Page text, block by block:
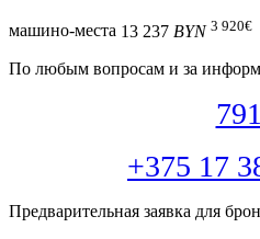
машино-места 13 237 BYN 3 920€
По любым вопросам и за
+375 17
Предварительная заявка для